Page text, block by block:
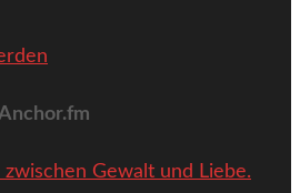
Gewalt und Liebe.